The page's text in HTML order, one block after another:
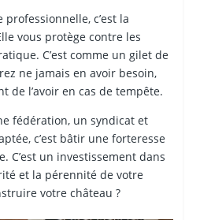
c’est la
vous protège contre les
C’est comme un gilet de
ne jamais en avoir besoin,
de l’avoir en cas de tempête.
fédération, un syndicat et
c’est bâtir une forteresse
C’est un investissement dans
et la pérennité de votre
votre château ?